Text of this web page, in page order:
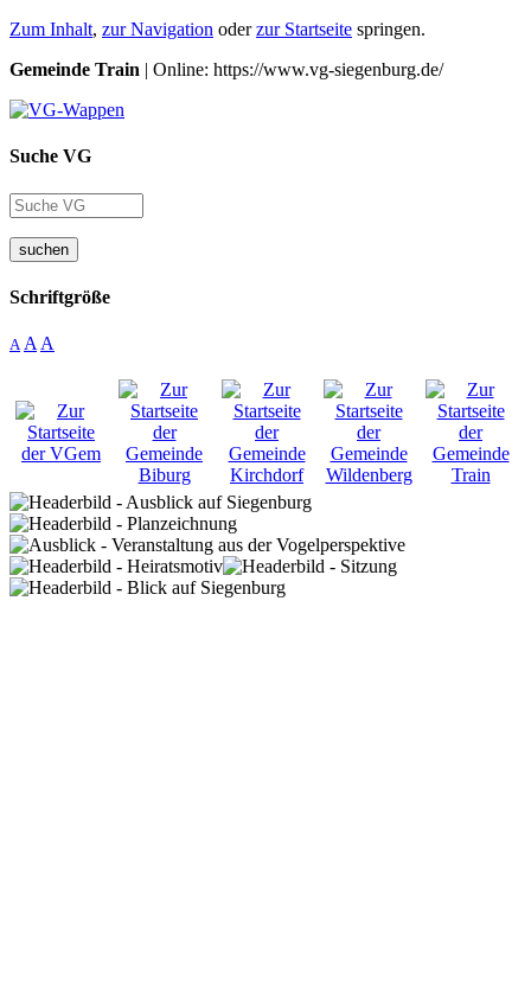
Zum Inhalt, zur Navigation oderzur Startseite springen.
Gemeinde Train | Online: https://www.vg-siegenburg.de/
Suche VG
suchen
Schriftgröße
A A A